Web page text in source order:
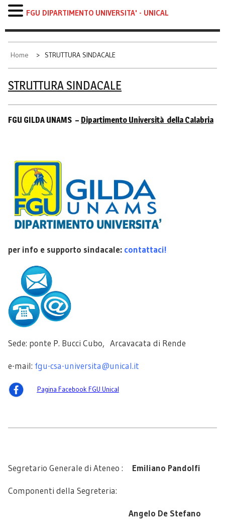
Home STRUTTURA SINDACALE
STRUTTURA SINDACALE
FGU GILDA UNAMS – Dipartimento Università della Calabria
per info e supporto sindacale: contattaci!
Sede: ponte P. Bucci Cubo, Arcavacata di Rende
e-mail: fgu-csa-universita@unical.it
Pagina Facebook FGU Unical
Segretario Generale di Ateneo : Emiliano Pandolfi
Componenti della Segreteria:
Angelo De Stefano
FGU DIPARTIMENTO UNIVERSITA' - UNICAL